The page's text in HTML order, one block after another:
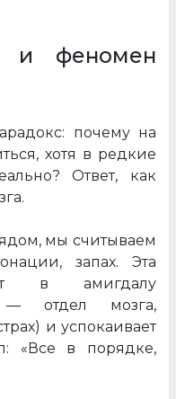
и феномен
почему на
хотя в редкие
Ответ, как
мы считываем
запах. Эта
в амигдалу
— отдел мозга,
и успокаивает
«Все в порядке,